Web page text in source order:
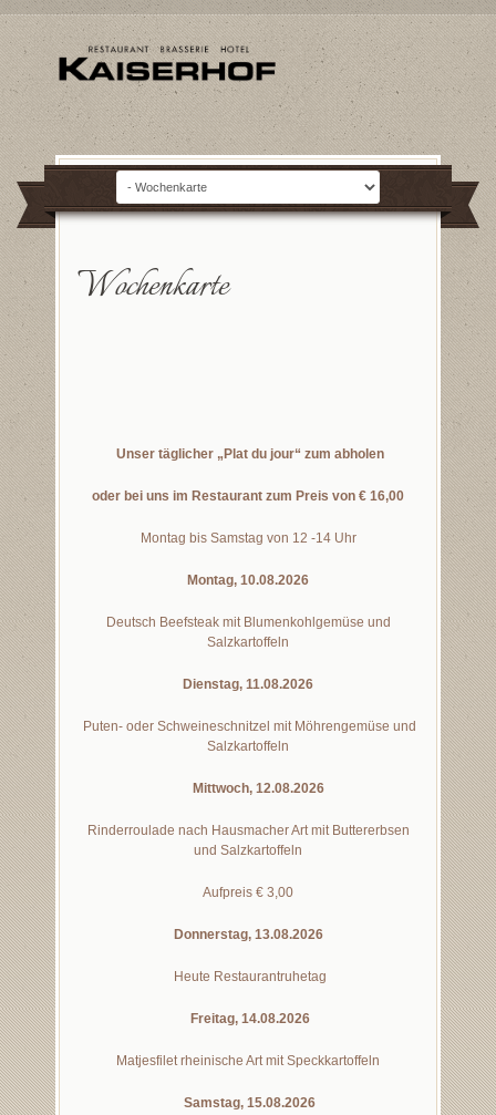
Wochenkarte
Unser täglicher „Plat du jour“ zum abholen
oder bei uns im Restaurant zum Preis von € 16,00
Montag bis Samstag von 12 -14 Uhr
Montag, 10.08.2026
Deutsch Beefsteak mit Blumenkohlgemüse und
Salzkartoffeln
Dienstag, 11.08.2026
Puten- oder Schweineschnitzel mit Möhrengemüse und
Salzkartoffeln
Mittwoch, 12.08.2026
Rinderroulade nach Hausmacher Art mit Buttererbsen
und Salzkartoffeln
Aufpreis € 3,00
Donnerstag, 13.08.2026
Heute Restaurantruhetag
Freitag, 14.08.2026
Matjesfilet rheinische Art mit Speckkartoffeln
Samstag, 15.08.2026